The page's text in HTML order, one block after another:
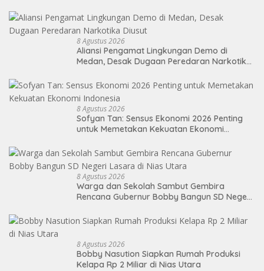
8 Agustus 2026
Aliansi Pengamat Lingkungan Demo di
Medan, Desak Dugaan Peredaran Narkotika
8 Agustus 2026
Sofyan Tan: Sensus Ekonomi 2026 Penting
untuk Memetakan Kekuatan Ekonomi
8 Agustus 2026
Warga dan Sekolah Sambut Gembira
Rencana Gubernur Bobby Bangun SD Negeri
8 Agustus 2026
Bobby Nasution Siapkan Rumah Produksi
Kelapa Rp 2 Miliar di Nias Utara